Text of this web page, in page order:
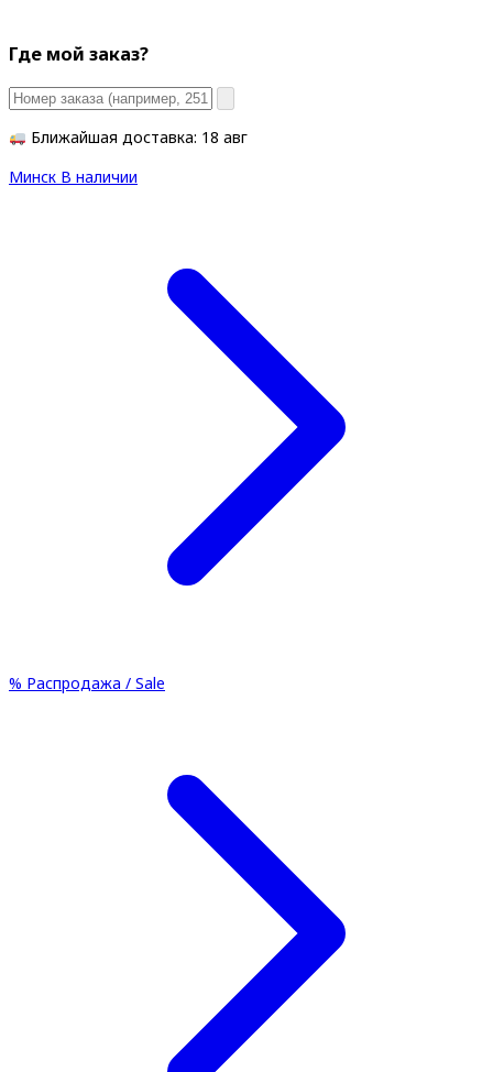
Где мой заказ?
Ближайшая доставка: 18 авг
Минск В наличии
% Распродажа / Sale